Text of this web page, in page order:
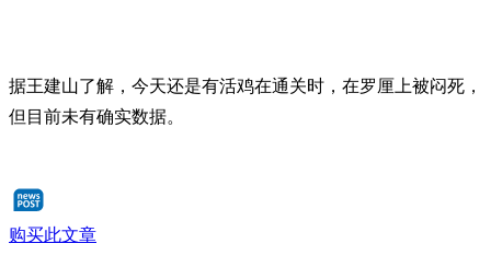
据王建山了解，今天还是有活鸡在通关时，在罗厘上被闷死，
但目前未有确实数据。
购买此文章